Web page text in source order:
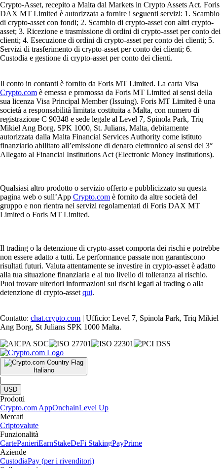
Crypto-Asset, recepito a Malta dal Markets in Crypto Assets Act. Foris
DAX MT Limited è autorizzata a fornire i seguenti servizi: 1. Scambio
di crypto-asset con fondi; 2. Scambio di crypto-asset con altri crypto-
asset; 3. Ricezione e trasmissione di ordini di crypto-asset per conto dei
clienti; 4. Esecuzione di ordini di crypto-asset per conto dei clienti; 5.
Servizi di trasferimento di crypto-asset per conto dei clienti; 6.
Custodia e gestione di crypto-asset per conto dei clienti.
Il conto in contanti è fornito da Foris MT Limited. La carta Visa
Crypto.com è emessa e promossa da Foris MT Limited ai sensi della
sua licenza Visa Principal Member (Issuing). Foris MT Limited è una
società a responsabilità limitata costituita a Malta, con numero di
registrazione C 90348 e sede legale al Level 7, Spinola Park, Triq
Mikiel Ang Borg, SPK 1000, St. Julians, Malta, debitamente
autorizzata dalla Malta Financial Services Authority come istituto
finanziario abilitato all’emissione di denaro elettronico ai sensi del 3°
Allegato al Financial Institutions Act (Electronic Money Institutions).
Qualsiasi altro prodotto o servizio offerto e pubblicizzato su questa
pagina web o sull’App Crypto.com è fornito da altre società del
gruppo e non rientra nei servizi regolamentati di Foris DAX MT
Limited o Foris MT Limited.
Il trading o la detenzione di crypto-asset comporta dei rischi e potrebbe
non essere adatto a tutti. Le performance passate non garantiscono
risultati futuri. Valuta attentamente se investire in crypto-asset è adatto
alla tua situazione finanziaria e al tuo livello di tolleranza al rischio.
Puoi trovare ulteriori informazioni sui rischi legati al trading o alla
detenzione di crypto-asset qui.
Contatto: chat.crypto.com | Ufficio: Level 7, Spinola Park, Triq Mikiel
Ang Borg, St Julians SPK 1000 Malta.
Italiano
|
USD
Prodotti
Crypto.com AppOnchainLevel Up
Mercati
Criptovalute
Funzionalità
CartePanieriEarnStakeDeFi StakingPayPrime
Aziende
CustodiaPay (per i rivenditori)